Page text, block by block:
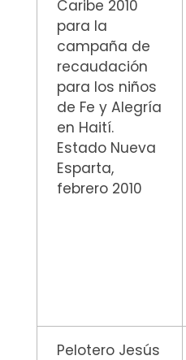
Caribe 2010
para la
campaña de
recaudación
para los niños
de Fe y Alegría
en Haití.
Estado Nueva
Esparta,
febrero 2010
Pelotero Jesús